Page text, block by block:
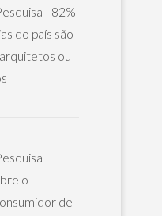
| 82%
do país são
ou
o
de